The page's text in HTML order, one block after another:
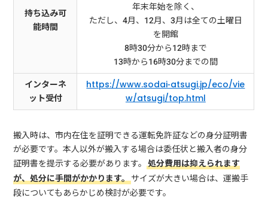
持ち込み可
能時間
年末年始を除く、
ただし、4月、12月、3月は全ての土曜日
を開館
8時30分から12時まで
13時から16時30分までの間
インターネ
ット受付
https://www.sodai-atsugi.jp/eco/vie
w/atsugi/top.html
搬入時は、市内在住を証明できる運転免許証などの身分証明書
が必要です。本人以外が搬入する場合は委任状と搬入者の身分
証明書を提示する必要があります。処分費用は抑えられます
が、処分に手間がかかります。サイズが大きい場合は、運搬手
段についてもあらかじめ検討が必要です。